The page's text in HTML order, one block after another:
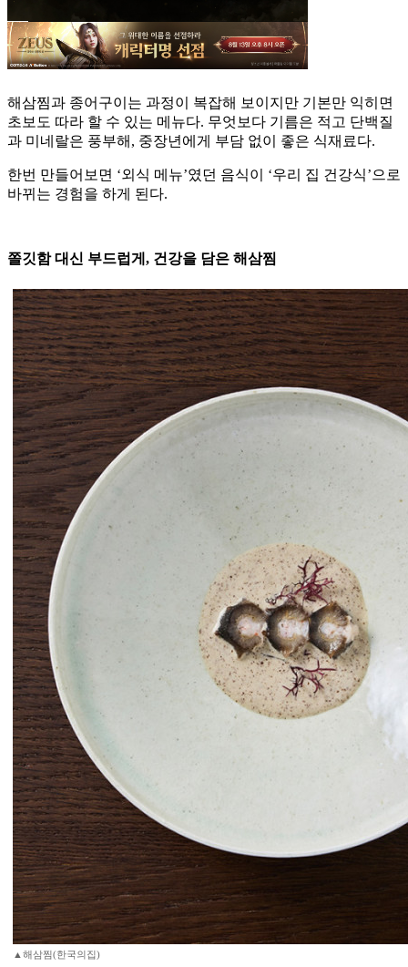
해삼찜과 종어구이는 과정이 복잡해 보이지만 기본만 익히면
초보도 따라 할 수 있는 메뉴다. 무엇보다 기름은 적고 단백질
과 미네랄은 풍부해, 중장년에게 부담 없이 좋은 식재료다.
한번 만들어보면 ‘외식 메뉴’였던 음식이 ‘우리 집 건강식’으로
바뀌는 경험을 하게 된다.
쫄깃함 대신 부드럽게, 건강을 담은 해삼찜
▲해삼찜(한국의집)